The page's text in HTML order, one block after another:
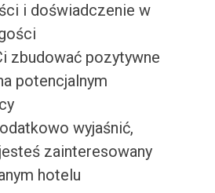
i doświadczenie w
zbudować pozytywne
potencjalnym
wyjaśnić,
zainteresowany
hotelu